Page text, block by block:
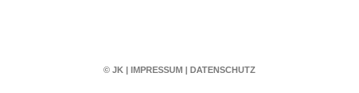
© JK | IMPRESSUM| DATENSCHUTZ